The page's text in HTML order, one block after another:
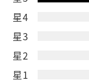
星4
星3
星2
星1